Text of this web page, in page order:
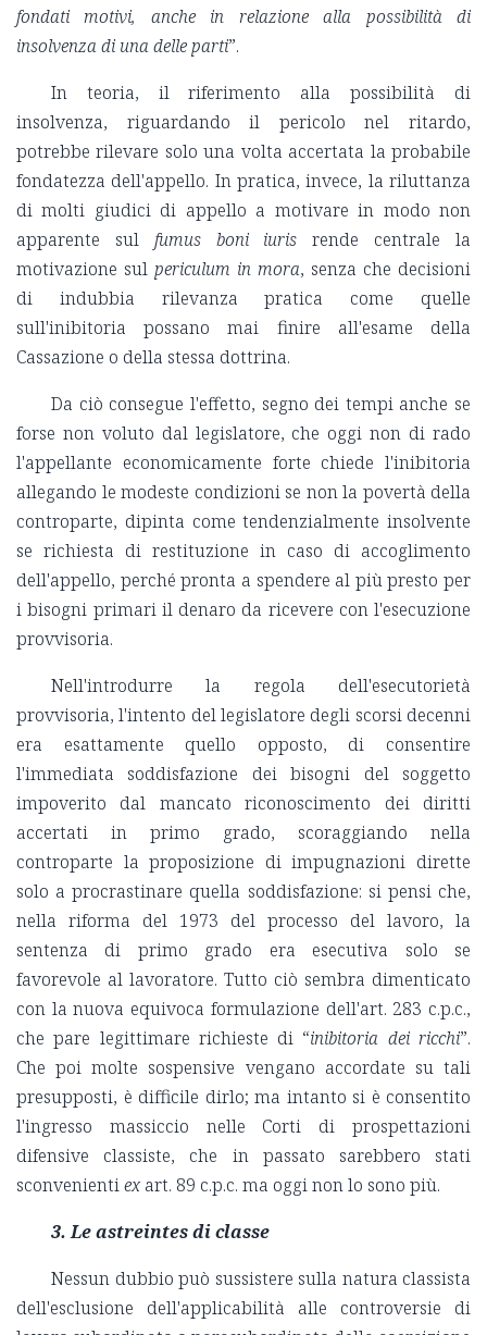
fondati motivi, anche in relazione alla possibilità di
insolvenza di una delle parti”.
In teoria, il riferimento alla possibilità di
insolvenza, riguardando il pericolo nel ritardo,
potrebbe rilevare solo una volta accertata la probabile
fondatezza dell'appello. In pratica, invece, la riluttanza
di molti giudici di appello a motivare in modo non
apparente sul fumus boni iuris rende centrale la
motivazione sul periculum in mora, senza che decisioni
di indubbia rilevanza pratica come quelle
sull'inibitoria possano mai finire all'esame della
Cassazione o della stessa dottrina.
Da ciò consegue l'effetto, segno dei tempi anche se
forse non voluto dal legislatore, che oggi non di rado
l'appellante economicamente forte chiede l'inibitoria
allegando le modeste condizioni se non la povertà della
controparte, dipinta come tendenzialmente insolvente
se richiesta di restituzione in caso di accoglimento
dell'appello, perché pronta a spendere al più presto per
i bisogni primari il denaro da ricevere con l'esecuzione
provvisoria.
Nell'introdurre la regola dell'esecutorietà
provvisoria, l'intento del legislatore degli scorsi decenni
era esattamente quello opposto, di consentire
l'immediata soddisfazione dei bisogni del soggetto
impoverito dal mancato riconoscimento dei diritti
accertati in primo grado, scoraggiando nella
controparte la proposizione di impugnazioni dirette
solo a procrastinare quella soddisfazione: si pensi che,
nella riforma del 1973 del processo del lavoro, la
sentenza di primo grado era esecutiva solo se
favorevole al lavoratore. Tutto ciò sembra dimenticato
con la nuova equivoca formulazione dell'art. 283 c.p.c.,
che pare legittimare richieste di “inibitoria dei ricchi”.
Che poi molte sospensive vengano accordate su tali
presupposti, è difficile dirlo; ma intanto si è consentito
l'ingresso massiccio nelle Corti di prospettazioni
difensive classiste, che in passato sarebbero stati
sconvenientiexart. 89 c.p.c. ma oggi non lo sono più.
3. Le astreintes di classe
Nessun dubbio può sussistere sulla natura classista
dell'esclusione dell'applicabilità alle controversie di